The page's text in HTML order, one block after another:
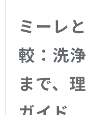
ミーレ
較：洗
まで、